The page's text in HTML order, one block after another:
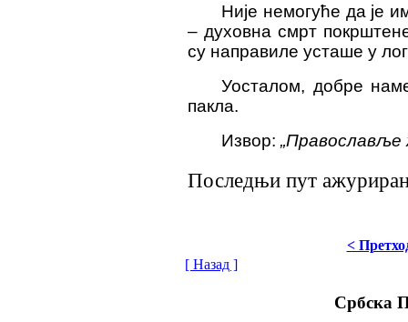
Није немогуће да је
– духовна смрт
су направиле усташе у
Уосталом, добре
пакла.
Извор: „Православље
Последњи пут
<
[ Назад ]
Србска